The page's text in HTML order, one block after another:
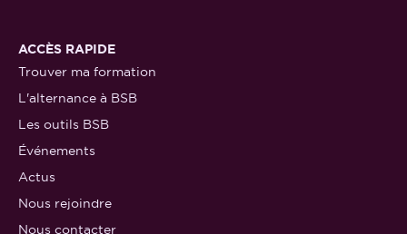
ACCÈS RAPIDE
Trouver ma formation
L'alternance à BSB
Les outils BSB
Événements
Actus
Nous rejoindre
Nous contacter